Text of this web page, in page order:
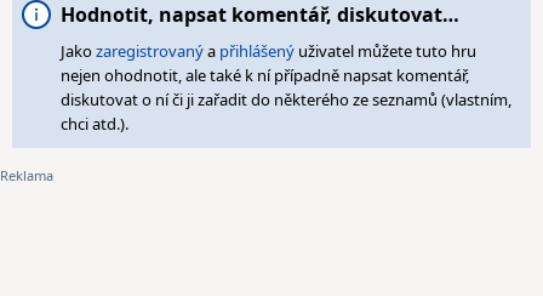
Hodnotit, napsat komentář, diskutovat…
Jakozaregistrovanýa přihlášený uživatel můžete tuto hru
nejen ohodnotit, ale také k ní případně napsat komentář,
diskutovat o ní či ji zařadit do některého ze seznamů (vlastním,
chci atd.).